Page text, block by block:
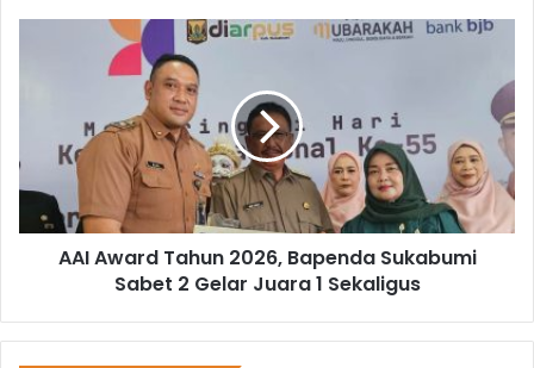
AAI Award Tahun 2026, Bapenda Sukabumi
Sabet 2 Gelar Juara 1 Sekaligus